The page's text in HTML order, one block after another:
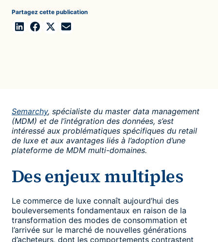
Partagez cette publication
Semarchy, spécialiste du master data management
(MDM) et de l’intégration des données, s’est
intéressé aux problématiques spécifiques du retail
de luxe et aux avantages liés à l’adoption d’une
plateforme de MDM multi-domaines.
Des enjeux multiples
Le commerce de luxe connaît aujourd’hui des
bouleversements fondamentaux en raison de la
transformation des modes de consommation et
l’arrivée sur le marché de nouvelles générations
d’acheteurs, dont les comportements contrastent